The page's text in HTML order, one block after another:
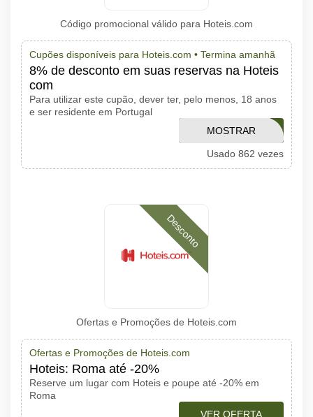
Código promocional válido para Hoteis.com
Cupões disponíveis para Hoteis.com • Termina amanhã
8% de desconto em suas reservas na Hoteis
com
Para utilizar este cupão, dever ter, pelo menos, 18 anos
e ser residente em Portugal
AFFHCOM1Q21
MOSTRAR
CÓDIGO
Usado 862 vezes
Desconto
Ofertas e Promoções de Hoteis.com
Ofertas e Promoções de Hoteis.com
Hoteis: Roma até -20%
Reserve um lugar com Hoteis e poupe até -20% em
Roma
VER OFERTA